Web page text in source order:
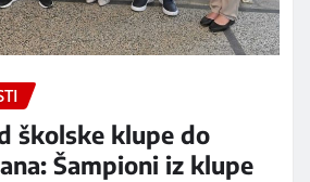
školske klupe do
Šampioni iz klupe